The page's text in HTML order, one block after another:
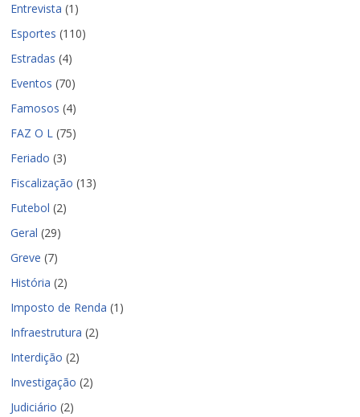
Entrevista (1)
Esportes (110)
Estradas (4)
Eventos (70)
Famosos (4)
FAZ O L (75)
Feriado (3)
Fiscalização (13)
Futebol (2)
Geral (29)
Greve (7)
História (2)
Imposto de Renda (1)
Infraestrutura (2)
Interdição (2)
Investigação (2)
Judiciário (2)